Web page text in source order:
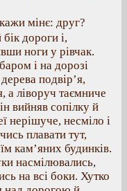
мінє: друг?
дороги і,
ноги у рівчак.
і на дорозі
подвір’я,
а ліворуч таємниче
вийняв сопілку й
нерішуче, несміло і
плавати тут,
кам’яних будинків.
насмілювались,
на всі боки. Хутко